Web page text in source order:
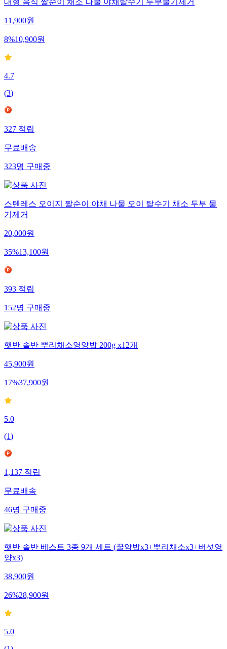
대형 음식 짤순이 채소 나물 야채탈수기 두부물기제거
11,900원
8%10,900원
4.7
(3)
327적립
무료배송
323명구매중
스텐레스 오이지 짤순이 야채 나물 오이 탈수기 채소 두부 물
기제거
20,000원
35%13,100원
393적립
152명구매중
햇반 솥반 뿌리채소영양밥 200g x12개
45,900원
17%37,900원
5.0
(1)
1,137적립
무료배송
46명구매중
햇반 솥반 베스트 3종 9개 세트 (꿀약밥x3+뿌리채소x3+버섯영
양x3)
38,900원
26%28,900원
5.0